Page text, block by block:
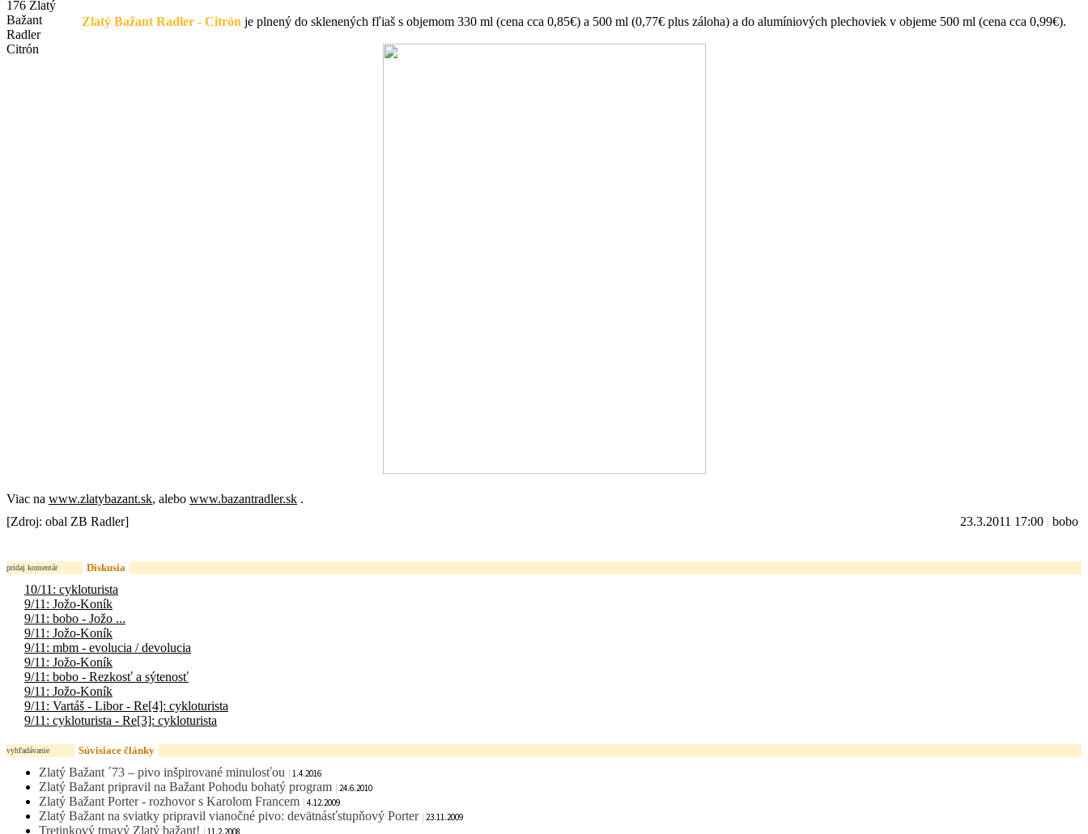
Zlatý Bažant Radler - Citrón je plnený do sklenených fľiaš s objemom 330 ml (cena cca 0,85€) a 500 ml (0,77€ plus záloha) a do alumíniových plechoviek v objeme 500 ml (cena cca 0,99€).
Viac na www.zlatybazant.sk, alebo www.bazantradler.sk .
23.3.2011 17:00 | bobo
[Zdroj: obal ZB Radler]
pridaj komentár Diskusia
10/11: cykloturista
9/11: Jožo-Koník
9/11: bobo - Jožo ...
9/11: Jožo-Koník
9/11: mbm - evolucia / devolucia
9/11: Jožo-Koník
9/11: bobo - Rezkosť a sýtenosť
9/11: Jožo-Koník
9/11: Vartáš - Libor - Re[4]: cykloturista
9/11: cykloturista - Re[3]: cykloturista
vyhľadávanie Súvisiace články
Zlatý Bažant ´73 – pivo inšpirované minulosťou 1.4.2016
Zlatý Bažant pripravil na Bažant Pohodu bohatý program 24.6.2010
Zlatý Bažant Porter - rozhovor s Karolom Francem 4.12.2009
Zlatý Bažant na sviatky pripravil vianočné pivo: devätnásťstupňový Porter 23.11.2009
Tretinkový tmavý Zlatý bažant! 11.2.2008